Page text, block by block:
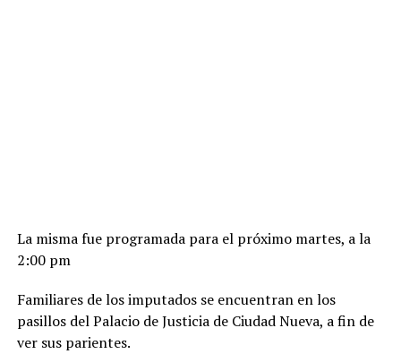
La misma fue programada para el próximo martes, a la
2:00 pm
Familiares de los imputados se encuentran en los
pasillos del Palacio de Justicia de Ciudad Nueva, a fin de
ver sus parientes.